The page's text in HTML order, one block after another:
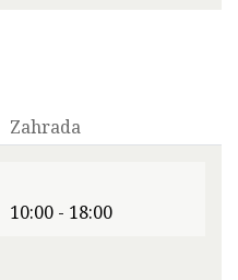
Zahrada
10:00 - 18:00